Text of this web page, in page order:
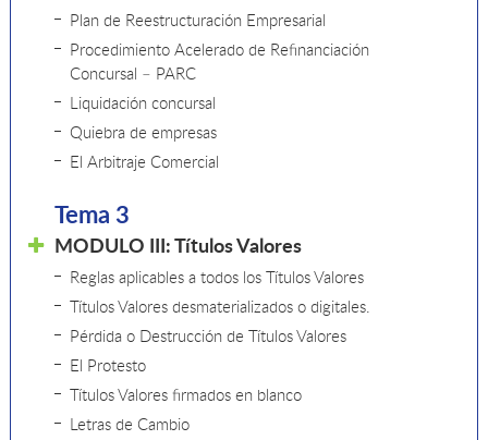
Plan de Reestructuración Empresarial
Procedimiento Acelerado de Refinanciación
Concursal – PARC
Liquidación concursal
Quiebra de empresas
El Arbitraje Comercial
Tema 3
MODULO III: Títulos Valores
Reglas aplicables a todos los Títulos Valores
Títulos Valores desmaterializados o digitales.
Pérdida o Destrucción de Títulos Valores
El Protesto
Títulos Valores firmados en blanco
Letras de Cambio